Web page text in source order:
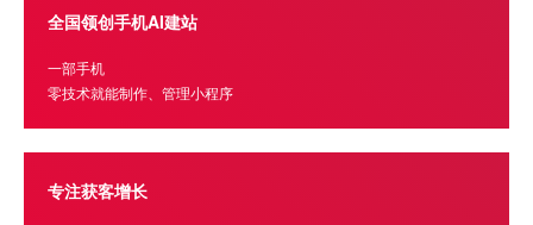
全国领创手机AI建站
一部手机
零技术就能制作、管理小程序
专注获客增长